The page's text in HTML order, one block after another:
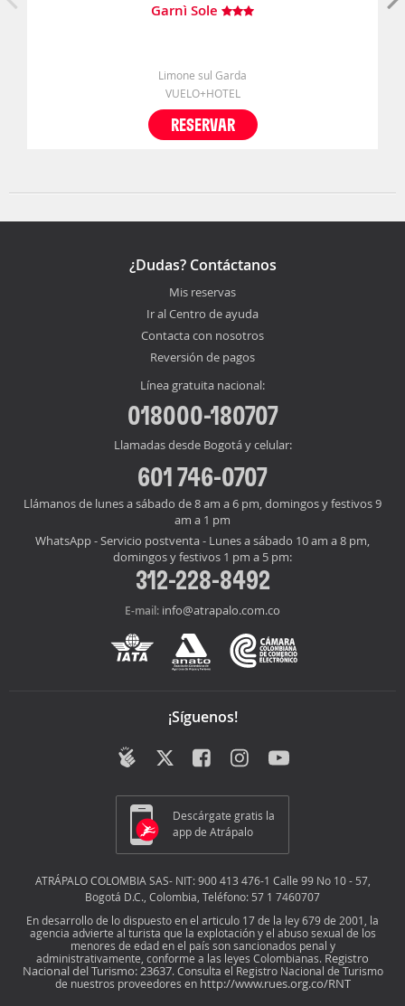
Garnì Sole
Limone sul Garda
VUELO+HOTEL
RESERVAR
¿Dudas? Contáctanos
Mis reservas
Ir al Centro de ayuda
Contacta con nosotros
Reversión de pagos
Línea gratuita nacional:
018000-180707
Llamadas desde Bogotá y celular:
601 746-0707
Llámanos de lunes a sábado de 8 am a 6 pm, domingos y festivos 9
am a 1 pm
WhatsApp - Servicio postventa - Lunes a sábado 10 am a 8 pm,
domingos y festivos 1 pm a 5 pm:
312-228-8492
E-mail: info@atrapalo.com.co
¡Síguenos!
Descárgate gratis la
app de Atrápalo
ATRÁPALO COLOMBIA SAS- NIT: 900 413 476-1 Calle 99 No 10 - 57,
Bogotá D.C., Colombia, Teléfono: 57 1 7460707
En desarrollo de lo dispuesto en el articulo 17 de la ley 679 de 2001, la
agencia advierte al turista que la explotación y el abuso sexual de los
menores de edad en el país son sancionados penal y
administrativamente, conforme a las leyes Colombianas. Registro
Nacional del Turismo: 23637. Consulta el Registro Nacional de Turismo
de nuestros proveedores en http://www.rues.org.co/RNT